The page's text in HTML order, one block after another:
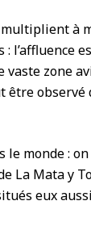
à
l’affluence
vaste zone
observé
le monde :
La Mata y
eux